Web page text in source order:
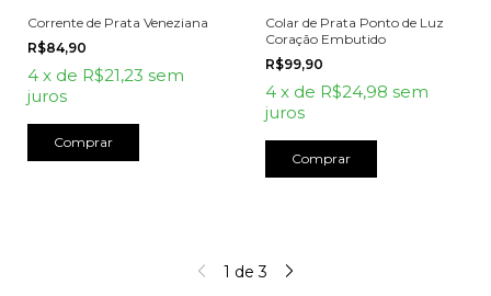
Corrente de Prata Veneziana
R$84,90
4 x de R$21,23 sem
juros
Comprar
Colar de Prata Ponto de Luz
Coração Embutido
R$99,90
4 x de R$24,98 sem
juros
1 de 3